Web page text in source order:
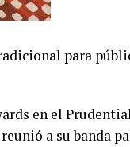
para
en el
a su banda